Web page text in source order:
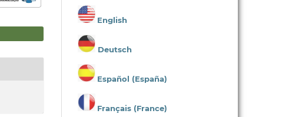
English
Deutsch
Español (España)
Français (France)